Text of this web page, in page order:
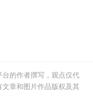
的作者撰写，观点仅代
章和图片作品版权及其